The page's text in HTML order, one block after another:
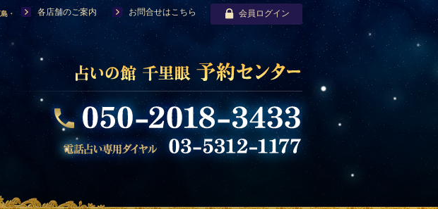
・
・山
の人
各店舗のご案内 お問合せはこちら 会員ログイン